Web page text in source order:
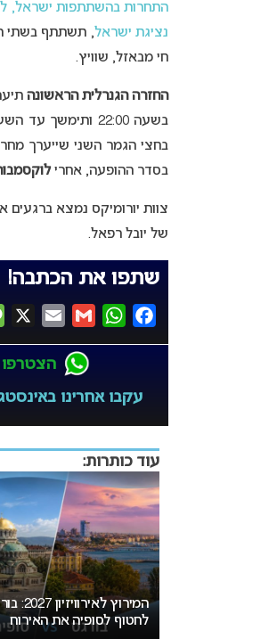
התחרות בהשתתפות ישראל,
נציגת ישראל
חי מבאזל, שוויץ.
החזרה הגנרלית הראשונה
בחצי הגמר השני שייערך
בסדר ההופעה, אחרי
צוות יורומיקס נמצא ברגעים
של יובל רפאל.
שתפו את הכתבה!
Facebook
WhatsApp
Gmail
Email
הצטרפו
עקבו אחרינו
עוד כותרות:
אירוויזיון 2027 עשוי
הצבעה חדשה שתפגע